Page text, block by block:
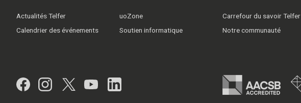
Actualités Telfer
Calendrier des événements
uoZone
Soutien informatique
Carrefour du savoir Telfer
Notre communauté
Facebook
Instagram
Twitter
YouTubeLinkedIn